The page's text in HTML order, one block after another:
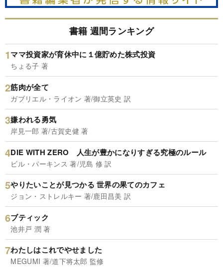
書籍 週間ランキング
ママ投資家が育休中に１億貯めた株式投資
ちょる子 著
筋肉が全て
ガブリエル・ライオン 著/御立英史 訳
嫌われる勇気
岸見一郎 著/古賀史健 著
DIE WITH ZERO 人生が豊かになりすぎる究極のルール
ビル・パーキンス 著/児島 修 訳
やりたいことが見つかる 世界の果てのカフェ
ジョン・ストレルキー 著/鹿田昌美 訳
ブティック
池井戸 潤 著
わたしはこれでやせました
MEGUMI 著/道下将太郎 監修